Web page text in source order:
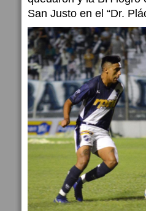
San Justo en el “Dr.